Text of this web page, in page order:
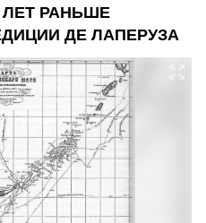
ЛЕТ РАНЬШЕ
ДЕ ЛАПЕРУЗА